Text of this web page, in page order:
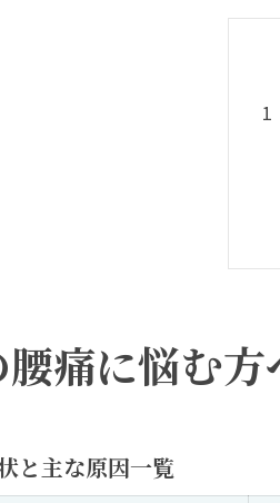
痛に悩む
と主な原因一覧